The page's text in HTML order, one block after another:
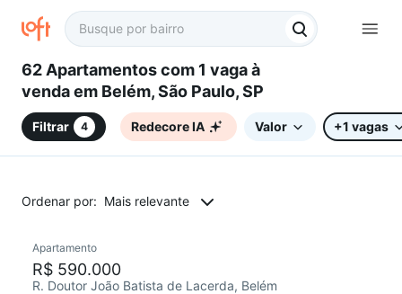
62 Apartamentos com 1 vaga à
venda em Belém, São Paulo, SP
Filtrar 4 Redecore IA Valor +1 vagas
Ordenar por: Mais relevante
Redecorar
Apartamento
R$ 590.000
R. Doutor João Batista de Lacerda, Belém